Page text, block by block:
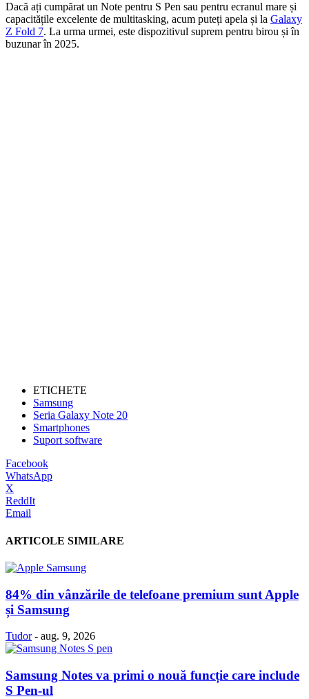
Dacă ați cumpărat un Note pentru S Pen sau pentru ecranul mare și
capacitățile excelente de multitasking, acum puteți apela și la Galaxy
Z Fold 7. La urma urmei, este dispozitivul suprem pentru birou și în
buzunar în 2025.
ETICHETE
Samsung
Seria Galaxy Note 20
Smartphones
Suport software
Facebook
WhatsApp
X
ReddIt
Email
ARTICOLE SIMILARE
84% din vânzările de telefoane premium sunt Apple
și Samsung
Tudor - aug. 9, 2026
Samsung Notes va primi o nouă funcție care include
S Pen-ul